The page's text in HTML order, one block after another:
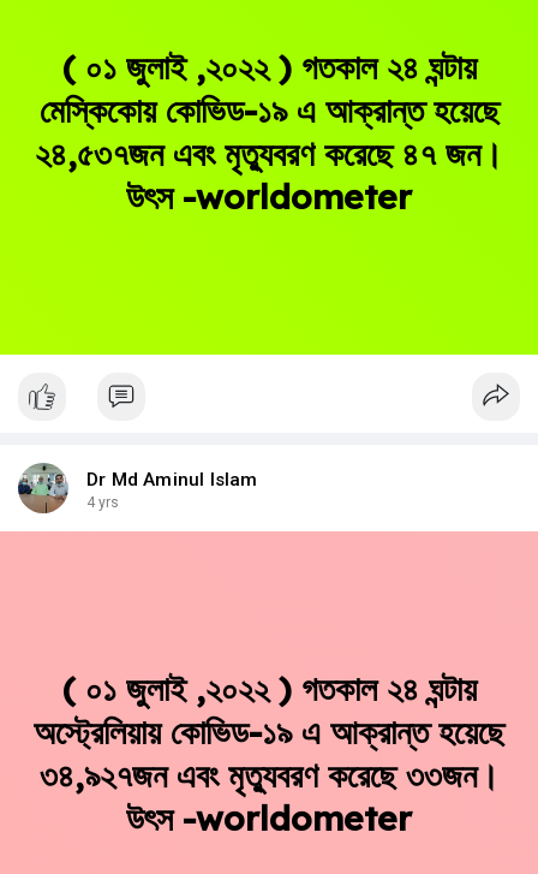
( ০১ জুলাই ,২০২২ ) গতকাল ২৪ ঘন্টায়
মেস্কিকোয় কোভিড-১৯ এ আক্রান্ত হয়েছে
২৪,৫৩৭জন এবং মৃত্যুবরণ করেছে ৪৭ জন।
উৎস -worldometer
Dr Md Aminul Islam
4 yrs
( ০১ জুলাই ,২০২২ ) গতকাল ২৪ ঘন্টায়
অস্ট্রেলিয়ায় কোভিড-১৯ এ আক্রান্ত হয়েছে
৩৪,৯২৭জন এবং মৃত্যুবরণ করেছে ৩৩জন।
উৎস -worldometer